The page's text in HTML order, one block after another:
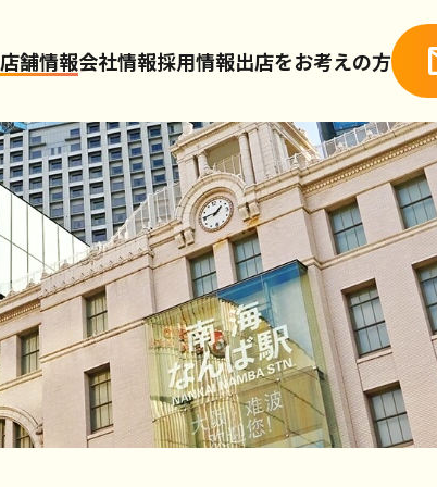
店舗情報会社情報採用情報出店をお考えの方